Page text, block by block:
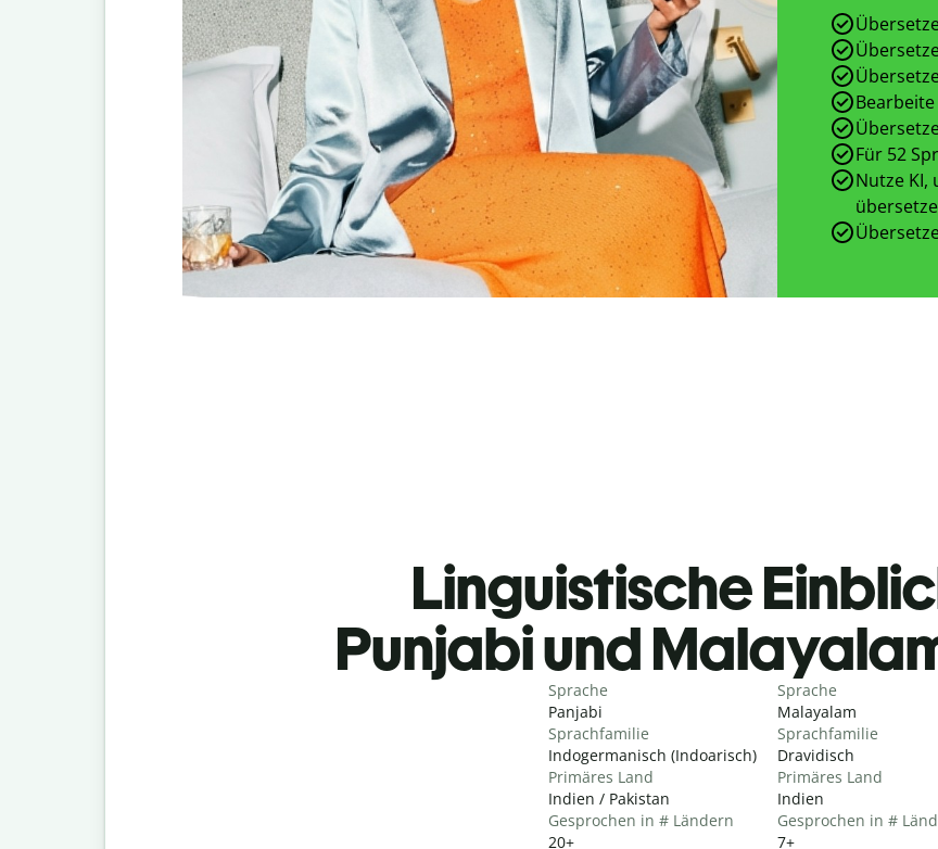
Für 52
Nutze KI,
Linguistische
Punjabi und
Sprache
Panjabi
Sprachfamilie
Indogermanisch (Indoarisch)
Primäres Land
Indien / Pakistan
Gesprochen in # Ländern
20+
Sprache
Malayalam
Sprachfamilie
Dravidisch
Primäres Land
Indien
Gesprochen in #
7+